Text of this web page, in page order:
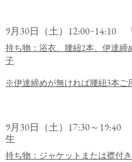
9月30日（土）12:00∼14:10
持ち物：浴衣、腰紐2本、伊達締
子
※伊達締めが無ければ腰紐3本ご
9月30日（土）17:30～
生
持ち物：ジャケットまたは襟付